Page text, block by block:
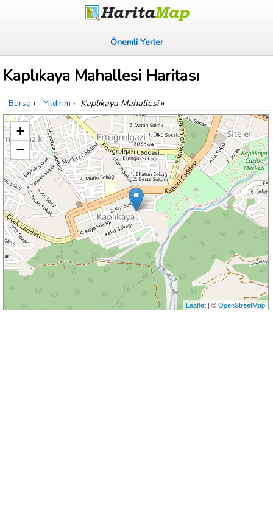
Önemli Yerler
Kaplıkaya Mahallesi Haritası
Bursa › Yıldırım › Kaplıkaya Mahallesi»
+
−
Leaflet| ©OpenStreetMap